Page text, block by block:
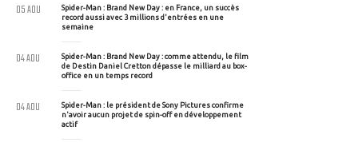
Spider-Man : Brand New Day : en France, un succès
record aussi avec 3 millions d'entrées en une
semaine
05 AOU
Spider-Man : Brand New Day : comme attendu, le film
de Destin Daniel Cretton dépasse le milliard au box-
office en un temps record
04 AOU
Spider-Man : le président de Sony Pictures confirme
n'avoir aucun projet de spin-off en développement
actif
04 AOU